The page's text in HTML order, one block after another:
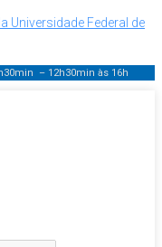
Universidade Federal de
– 12h30min às 16h